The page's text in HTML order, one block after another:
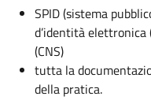
SPID (sistema
d’identità elettronica
(CNS)
tutta la
della pratica.